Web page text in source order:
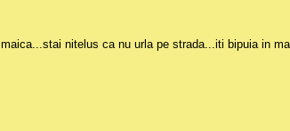
maica...stai nitelus ca nu urla pe strada...iti bipuia in